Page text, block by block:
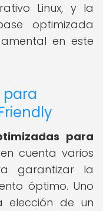
Linux, y la
optimizada
en este
para
para
cuenta varios
garantizar la
óptimo. Uno
elección de un